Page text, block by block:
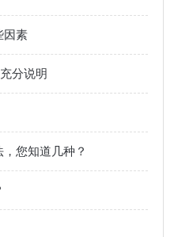
因素
分说明
您知道几种？